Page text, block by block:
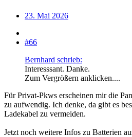
23. Mai 2026
#66
Bernhard schrieb:
Interesssant. Danke.
Zum Vergrößern anklicken....
Für Privat-Pkws erscheinen mir die
zu aufwendig. Ich denke, da gibt es
Ladekabel zu vermeiden.
Jetzt noch weitere Infos zu Batterien